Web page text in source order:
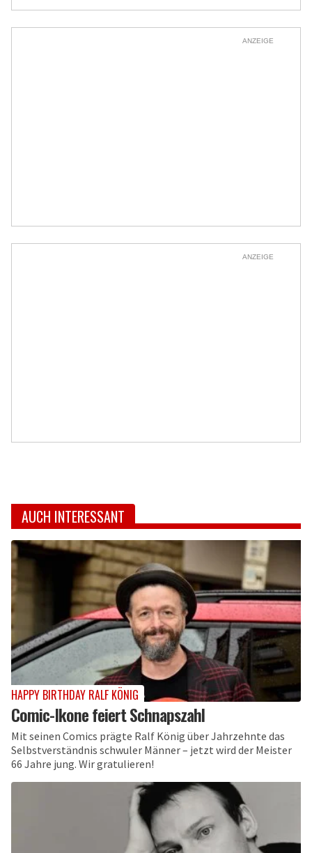
ANZEIGE
ANZEIGE
AUCH INTERESSANT
HAPPY BIRTHDAY RALF KÖNIG
Comic-Ikone feiert Schnapszahl
Mit seinen Comics prägte Ralf König über Jahrzehnte das
Selbstverständnis schwuler Männer – jetzt wird der Meister
66 Jahre jung. Wir gratulieren!